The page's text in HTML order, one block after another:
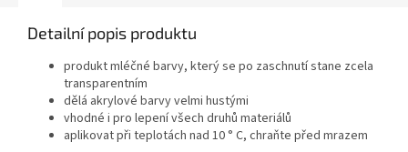
Detailní popis produktu
produkt mléčné barvy, který se po zaschnutí stane zcela
transparentním
dělá akrylové barvy velmi hustými
vhodné i pro lepení všech druhů materiálů
aplikovat při teplotách nad 10 ° C, chraňte před mrazem